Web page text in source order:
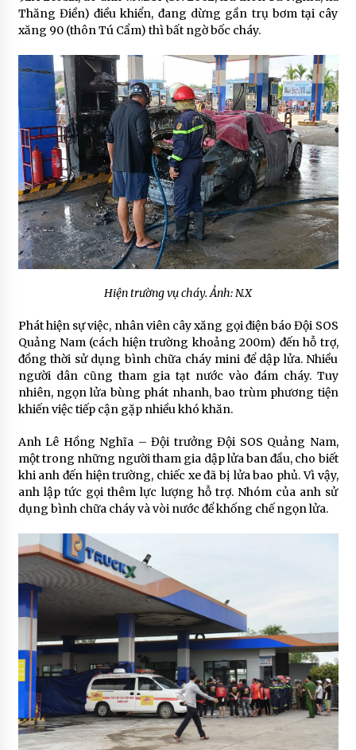
Thăng Điền) điều khiển, đang dừng gần trụ bơm tại cây
xăng 90 (thôn Tú Cẩm) thì bất ngờ bốc cháy.
Hiện trường vụ cháy. Ảnh: N.X
Phát hiện sự việc, nhân viên cây xăng gọi điện báo Đội SOS
Quảng Nam (cách hiện trường khoảng 200m) đến hỗ trợ,
đồng thời sử dụng bình chữa cháy mini để dập lửa. Nhiều
người dân cũng tham gia tạt nước vào đám cháy. Tuy
nhiên, ngọn lửa bùng phát nhanh, bao trùm phương tiện
khiến việc tiếp cận gặp nhiều khó khăn.
Anh Lê Hồng Nghĩa – Đội trưởng Đội SOS Quảng Nam,
một trong những người tham gia dập lửa ban đầu, cho biết
khi anh đến hiện trường, chiếc xe đã bị lửa bao phủ. Vì vậy,
anh lập tức gọi thêm lực lượng hỗ trợ. Nhóm của anh sử
dụng bình chữa cháy và vòi nước để khống chế ngọn lửa.